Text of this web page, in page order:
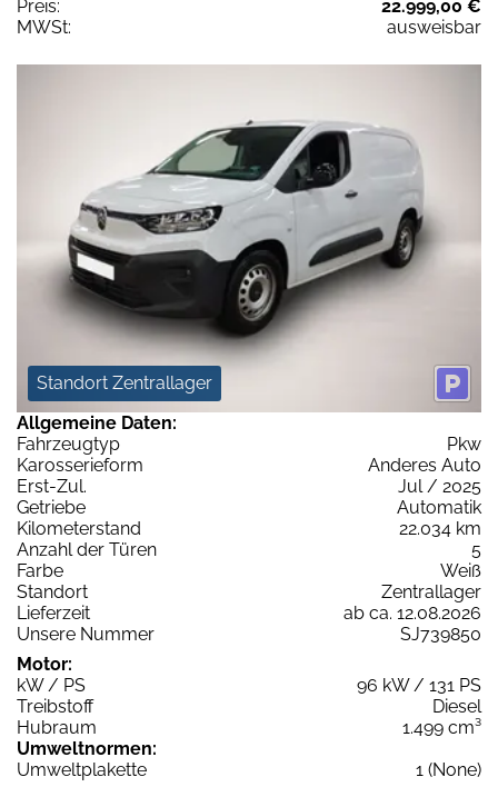
Preis:
22.999,00 €
MWSt:
ausweisbar
Standort Zentrallager
Allgemeine Daten:
Fahrzeugtyp
Pkw
Karosserieform
Anderes Auto
Erst-Zul.
Jul / 2025
Getriebe
Automatik
Kilometerstand
22.034 km
Anzahl der Türen
5
Farbe
Weiß
Standort
Zentrallager
Lieferzeit
ab ca. 12.08.2026
Unsere Nummer
SJ739850
Motor:
kW / PS
96 kW / 131 PS
Treibstoff
Diesel
Hubraum
1.499 cm³
Umweltnormen:
Umweltplakette
1 (None)